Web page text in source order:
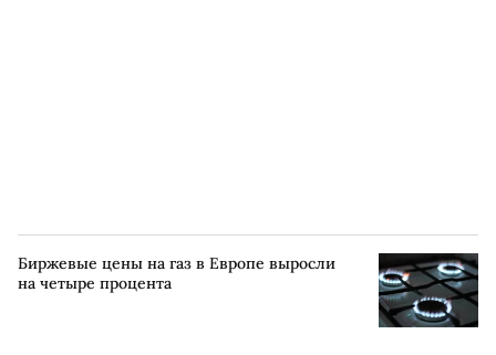
Биржевые цены на газ в Европе выросли
на четыре процента